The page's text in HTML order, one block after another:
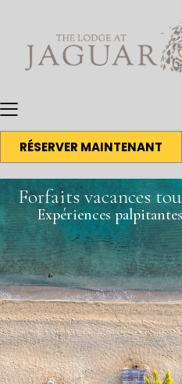
RÉSERVER MAINTENANT
Forfaits vacances
Expériences